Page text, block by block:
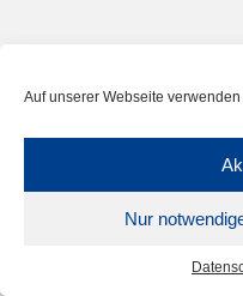
Auf unserer Webseite
Nur